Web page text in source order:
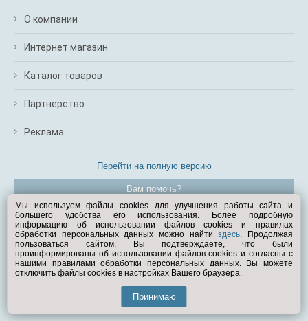
О компании
Интернет магазин
Каталог товаров
Партнерство
Реклама
Перейти на полную версию
Вам помочь?
© Exist.ru 1998—2026
Мы используем файлы cookies для улучшения работы сайта и
большего удобства его использования. Более подробную
информацию об использовании файлов cookies и правилах
обработки персональных данных можно найтиздесь. Продолжая
пользоваться сайтом, Вы подтверждаете, что были
проинформированы об использовании файлов cookies и согласны с
нашими правилами обработки персональных данных. Вы можете
отключить файлы cookies в настройках Вашего браузера.
Принимаю